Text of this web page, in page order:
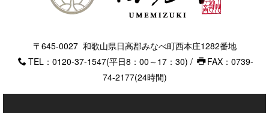
〒645-0027 和歌山県日高郡みなべ町西本庄1282番地
TEL：0120-37-1547(平日8：00～17：30) /
FAX：0739-
74-2177(24時間)